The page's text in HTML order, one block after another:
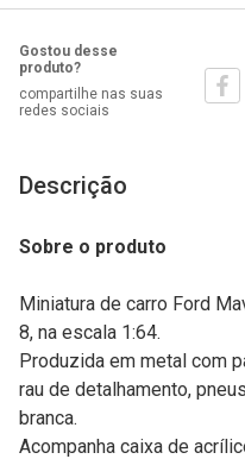
Gostou desse
produto?
compartilhe nas suas
redes sociais
Descrição
Sobre o produto
Miniatura de carro Ford
8, na escala 1:64.
Produzida em metal com
rau de detalhamento,
branca.
Acompanha caixa de